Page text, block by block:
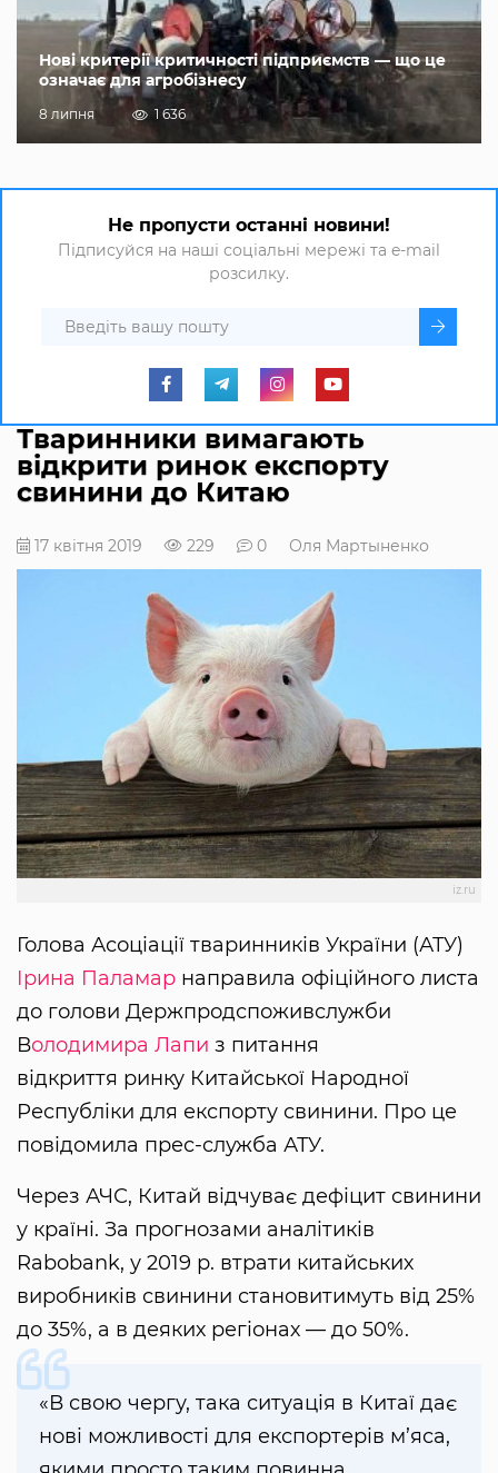
Нові критерії критичності підприємств — що це
означає для агробізнесу
8 липня 1 636
Не пропусти останні новини!
Підписуйся на наші соціальні мережі та e-mail
розсилку.
Тваринники вимагають
відкрити ринок експорту
свинини до Китаю
17 квітня 2019 229 0 Оля Мартыненко
iz.ru
Голова Асоціації тваринників України (АТУ)
Ірина Паламар направила офіційного листа
до голови Держпродспоживслужби
Володимира Лапи з питання
відкриття ринку Китайської Народної
Республіки для експорту свинини. Про це
повідомила прес-служба АТУ.
Через АЧС, Китай відчуває дефіцит свинини
у країні. За прогнозами аналітиків
Rabobank, у 2019 р. втрати китайських
виробників свинини становитимуть від 25%
до 35%, а в деяких регіонах — до 50%.
«В свою чергу, така ситуація в Китаї дає
нові можливості для експортерів м’яса,